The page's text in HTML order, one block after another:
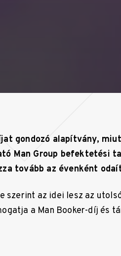
gondozó alapítvány,
Man Group befektetési
tovább az évenként
szerint az idei lesz az
a Man Booker-díj és